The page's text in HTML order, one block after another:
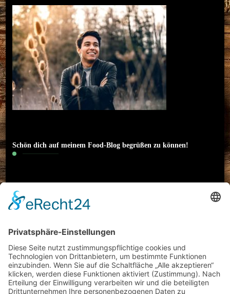
Schön dich auf meinem Food-Blog begrüßen zu können!
Hallo! Ich heiße Nico und bin 22 Jahre alt. Ich
klassischer Musik auch besonders für das Thema
Essen. Literatur und Reisen haben meinen
kulinarischen Horizont erweitert. Ich möchte meine
Erfahrungen rund um Food-Trends und
(gesundes/kreatives) Kochen mit euch teilen und